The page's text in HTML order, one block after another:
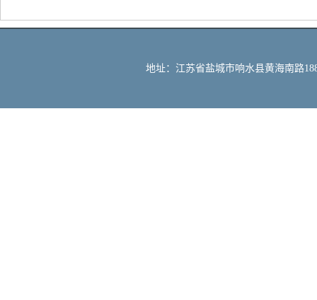
地址：江苏省盐城市响水县黄海南